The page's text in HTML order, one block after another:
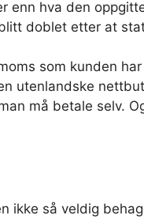
enn hva den
doblet etter at
som kunden
utenlandske
må betale selv.
ikke så veldig